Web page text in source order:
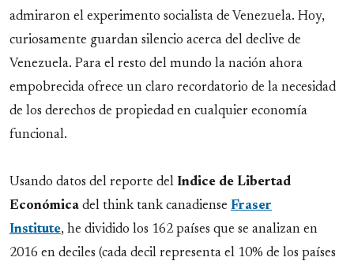
admiraron el experimento socialista de Venezuela. Hoy,
curiosamente guardan silencio acerca del declive de
Venezuela. Para el resto del mundo la nación ahora
empobrecida ofrece un claro recordatorio de la necesidad
de los derechos de propiedad en cualquier economía
funcional.
Usando datos del reporte del Indice de Libertad
Económica del think tank canadiense Fraser
Institute, he dividido los 162 países que se analizan en
2016 en deciles (cada decil representa el 10% de los países